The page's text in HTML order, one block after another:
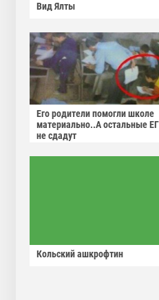
Вид Ялты
Его родители помогли школе
материально..А остальные
не сдадут
Кольский ашкрофтин